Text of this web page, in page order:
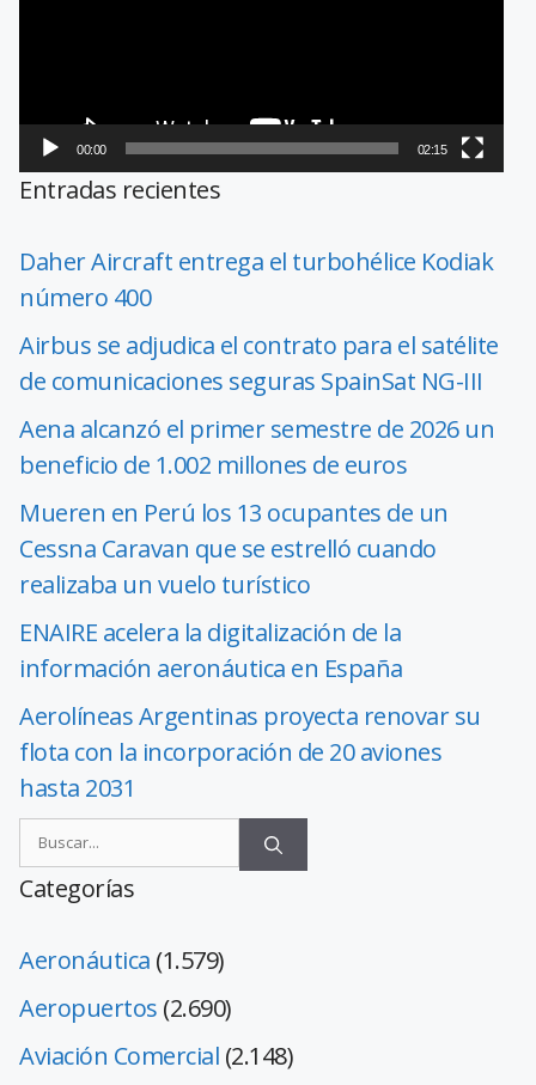
00:00 02:15
Entradas recientes
Daher Aircraft entrega el turbohélice Kodiak
número 400
Airbus se adjudica el contrato para el satélite
de comunicaciones seguras SpainSat NG-III
Aena alcanzó el primer semestre de 2026 un
beneficio de 1.002 millones de euros
Mueren en Perú los 13 ocupantes de un
Cessna Caravan que se estrelló cuando
realizaba un vuelo turístico
ENAIRE acelera la digitalización de la
información aeronáutica en España
Aerolíneas Argentinas proyecta renovar su
flota con la incorporación de 20 aviones
hasta 2031
Categorías
Aeronáutica (1.579)
Aeropuertos (2.690)
Aviación Comercial (2.148)